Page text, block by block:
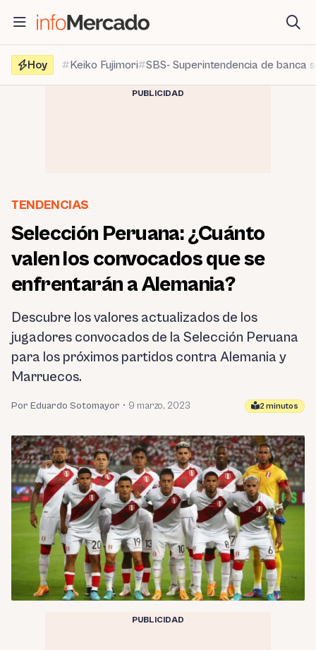
contenido
Hoy
Keiko Fujimori SBS- Superintendencia de banca
PUBLICIDAD
TENDENCIAS
Selección Peruana: ¿Cuánto
valen los convocados que se
enfrentarán a Alemania?
Descubre los valores actualizados de los
jugadores convocados de la Selección Peruana
para los próximos partidos contra Alemania y
Marruecos.
Por Eduardo Sotomayor • 9 marzo, 2023 2 minutos
PUBLICIDAD